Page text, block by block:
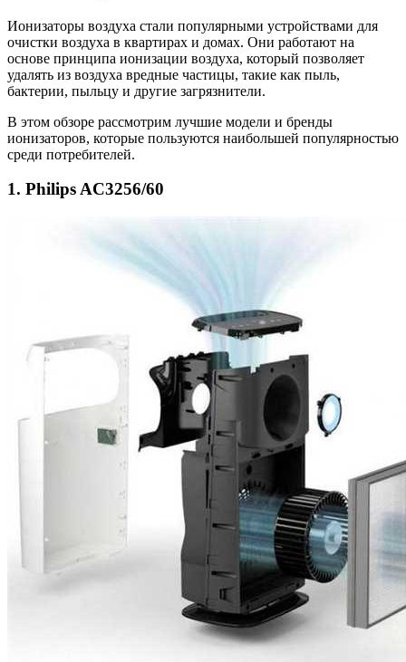
Ионизаторы воздуха стали популярными устройствами для
очистки воздуха в квартирах и домах. Они работают на
основе принципа ионизации воздуха, который позволяет
удалять из воздуха вредные частицы, такие как пыль,
бактерии, пыльцу и другие загрязнители.
В этом обзоре рассмотрим лучшие модели и бренды
ионизаторов, которые пользуются наибольшей популярностью
среди потребителей.
1. Philips AC3256/60